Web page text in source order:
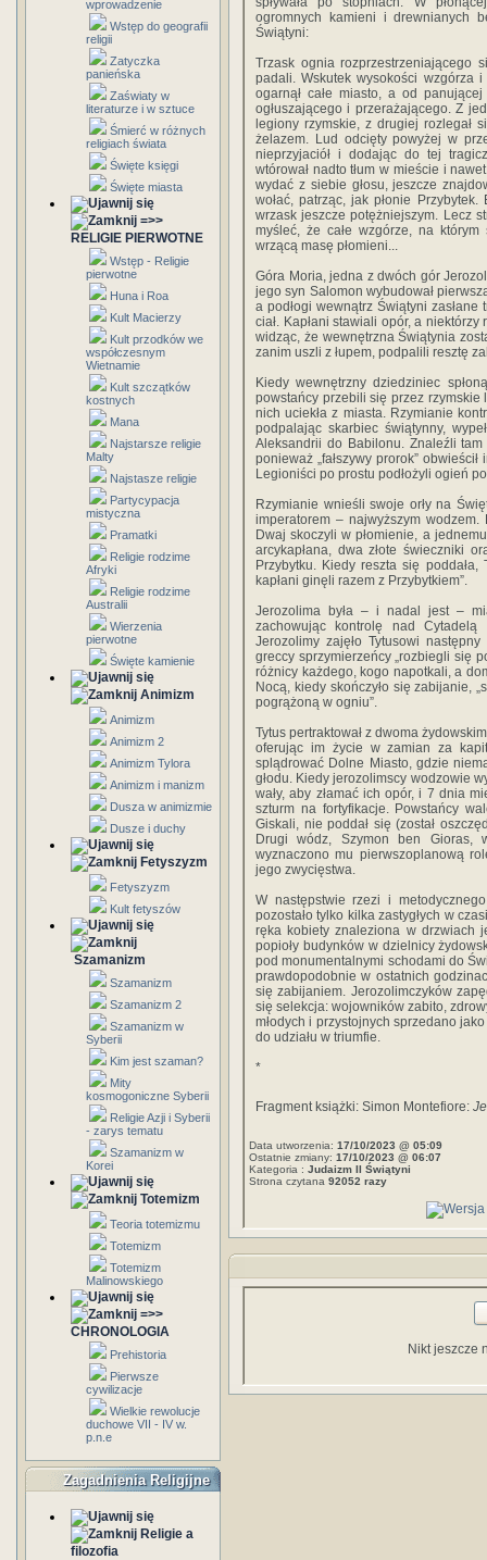
wprowadzenie
Wstęp do geografii
religii
Zatyczka
panieńska
Zaświaty w
literaturze i w sztuce
Śmierć w różnych
religiach świata
Święte księgi
Święte miasta
=>>
RELIGIE PIERWOTNE
Wstęp - Religie
pierwotne
Huna i Roa
Kult Macierzy
Kult przodków we
współczesnym
Wietnamie
Kult szczątków
kostnych
Mana
Najstarsze religie
Malty
Najstasze religie
Partycypacja
mistyczna
Pramatki
Religie rodzime
Afryki
Religie rodzime
Australii
Wierzenia
pierwotne
Święte kamienie
Animizm
Animizm
Animizm 2
Animizm Tylora
Animizm i manizm
Dusza w animizmie
Dusze i duchy
Fetyszyzm
Fetyszyzm
Kult fetyszów
Szamanizm
Szamanizm
Szamanizm 2
Szamanizm w
Syberii
Kim jest szaman?
Mity
kosmogoniczne Syberii
Religie Azji i Syberii
- zarys tematu
Szamanizm w
Korei
Totemizm
Teoria totemizmu
Totemizm
Totemizm
Malinowskiego
=>>
CHRONOLOGIA
Prehistoria
Pierwsze
cywilizacje
Wielkie rewolucje
duchowe VII - IV w.
p.n.e
Zagadnienia Religijne
Religie a
filozofia
ogromnych kamieni i drewnianych
Świątyni:
Trzask ognia rozprzestrzeniającego
padali. Wskutek wysokości wzgórza
ogarnął całe miasto, a od
ogłuszającego i przerażającego. Z
legiony rzymskie, z drugiej rozlegał
żelazem. Lud odcięty powyżej w
nieprzyjaciół i dodając do tej
wtórował nadto tłum w mieście i
wydać z siebie głosu, jeszcze
wołać, patrząc, jak płonie
wrzask jeszcze potężniejszym. Lecz
myśleć, że całe wzgórze, na
wrzącą masę płomieni...
Góra Moria, jedna z dwóch gór
jego syn Salomon wybudował
a podłogi wewnątrz Świątyni
ciał. Kapłani stawiali opór, a
widząc, że wewnętrzna Świątynia
zanim uszli z łupem, podpalili resztę
Kiedy wewnętrzny dziedziniec
powstańcy przebili się przez
nich uciekła z miasta. Rzymianie
podpalając skarbiec świątynny,
Aleksandrii do Babilonu. Znaleźli
ponieważ „fałszywy prorok”
Legioniści po prostu podłożyli ogień
Rzymianie wnieśli swoje orły na
imperatorem – najwyższym wodzem.
Dwaj skoczyli w płomienie, a
arcykapłana, dwa złote świeczniki
Przybytku. Kiedy reszta się
kapłani ginęli razem z Przybytkiem”.
Jerozolima była – i nadal jest –
zachowując kontrolę nad
Jerozolimy zajęło Tytusowi
greccy sprzymierzeńcy „rozbiegli się
różnicy każdego, kogo napotkali, a
Nocą, kiedy skończyło się zabijanie,
pogrążoną w ogniu”.
Tytus pertraktował z dwoma
oferując im życie w zamian za
splądrować Dolne Miasto, gdzie
głodu. Kiedy jerozolimscy wodzowie
wały, aby złamać ich opór, i 7 dnia
szturm na fortyfikacje. Powstańcy
Giskali, nie poddał się (został
Drugi wódz, Szymon ben Gioras,
wyznaczono mu pierwszoplanową
jego zwycięstwa.
W następstwie rzezi i
pozostało tylko kilka zastygłych w
ręka kobiety znaleziona w drzwiach
popioły budynków w dzielnicy
pod monumentalnymi schodami do
prawdopodobnie w ostatnich
się zabijaniem. Jerozolimczyków
się selekcja: wojowników zabito,
młodych i przystojnych sprzedano
do udziału w triumfie.
*
Fragment książki: Simon Montefiore:
Data utworzenia: 17/10/2023 @ 05:09
Ostatnie zmiany: 17/10/2023 @ 06:07
Kategoria : Judaizm II Świątyni
Strona czytana 92052 razy
Nikt jeszcze